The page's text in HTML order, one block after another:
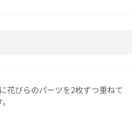
花びらのパーツを2枚ずつ重ねて